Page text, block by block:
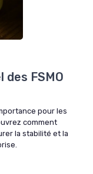
FSMO
pour les
comment
la stabilité et la